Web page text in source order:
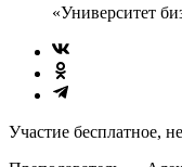
«Университет
Участие бесплатное,